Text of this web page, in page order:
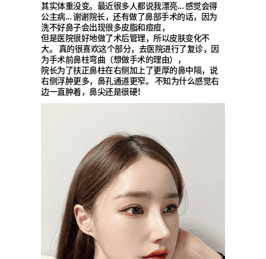
其实体重没变。最近很多人都说我漂亮... 感觉会得
公主病... 谢谢院长，还有做了鼻部手术的话，因为
洗不好鼻子会出现很多皮脂和痘痘，
但是医院很好地做了术后管理，所以皮肤变化不
大。 真的很喜欢这个部分，去医院进行了复诊，因
为手术前鼻柱弯曲（想做手术的理由），
院长为了扶正鼻柱在右侧加上了更厚的鼻中隔，说
右侧浮肿更多，鼻孔通道更窄。 不知为什么感觉右
边一直肿着，鼻尖还是很硬！